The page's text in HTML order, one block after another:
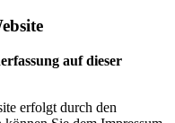
auf dieser
erfolgt durch den